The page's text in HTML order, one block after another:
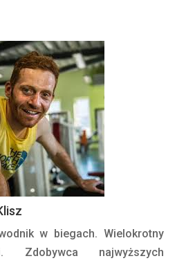
w biegach. Wielokrotny
Zdobywca najwyższych